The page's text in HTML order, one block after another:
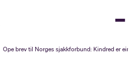
Ope brev til Norges sjakkforbund: Kindred er ein